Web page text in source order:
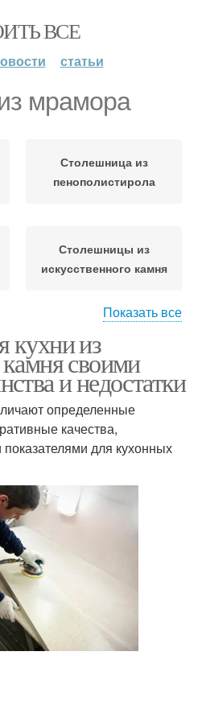
ВСЕ
статьи
мрамора
Столешница из
пенополистирола
Столешницы из
искусственного камня
Кухонная столешница
Показать все
кухни из
камня своими
и недостатки
определенные
качества,
для кухонных